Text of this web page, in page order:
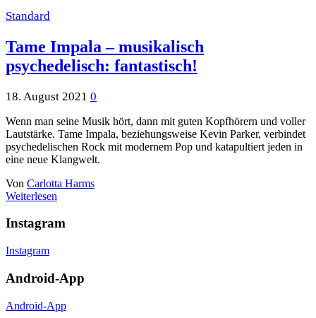
Standard
Tame Impala – musikalisch
psychedelisch: fantastisch!
18. August 2021 0
Wenn man seine Musik hört, dann mit guten Kopfhörern und voller
Lautstärke. Tame Impala, beziehungsweise Kevin Parker, verbindet
psychedelischen Rock mit modernem Pop und katapultiert jeden in
eine neue Klangwelt.
Von Carlotta Harms
Weiterlesen
Instagram
Instagram
Android-App
Android-App